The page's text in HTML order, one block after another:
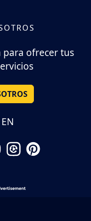
para ofrecer tus